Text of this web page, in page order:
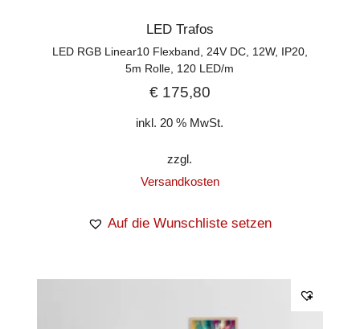
LED Trafos
LED RGB Linear10 Flexband, 24V DC, 12W, IP20,
5m Rolle, 120 LED/m
€175,80
inkl. 20 % MwSt.
zzgl.
Versandkosten
Auf die Wunschliste setzen